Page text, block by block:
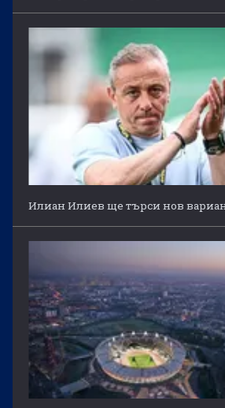
Илиан Илиев ще търси нов